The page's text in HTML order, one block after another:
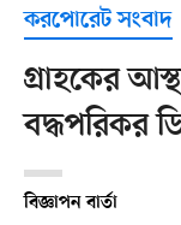
করপোরেট সংবাদ
গ্রাহকের
বদ্ধপরিকর
বিজ্ঞাপন বার্তা